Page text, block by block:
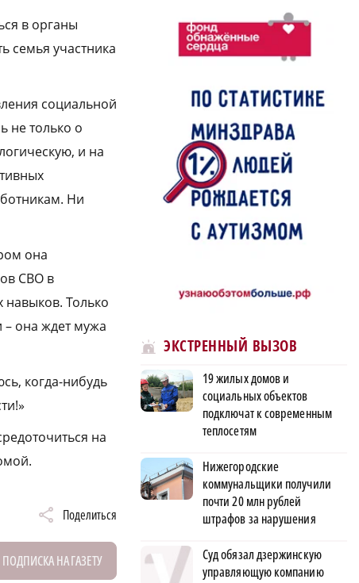
в органы
семья участника
социальной
не только о
и на
Ни
она
СВО в
Только
– она ждет мужа
когда-нибудь
на
Поделиться
ПОДПИСКА НА ГАЗЕТУ
ЭКСТРЕННЫЙ ВЫЗОВ
19 жилых домов и
социальных объектов
подключат к современным
теплосетям
Нижегородские
коммунальщики получили
почти 20 млн рублей
штрафов за нарушения
Суд обязал дзержинскую
управляющую компанию